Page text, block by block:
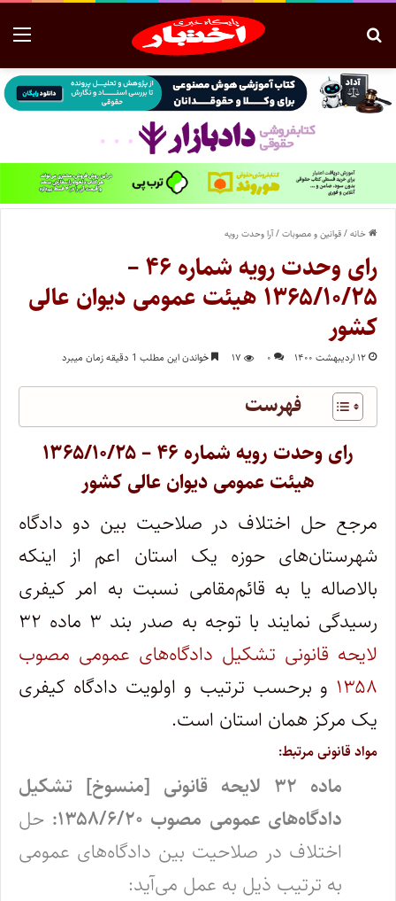
خانه/قوانین و مصوبات/آرا وحدت رویه
رای وحدت رویه شماره ۴۶ –
۱۳۶۵/۱۰/۲۵ هیئت عمومی دیوان عالی
کشور
۱۲ اردیبهشت ۱۴۰۰ ۰ ۱۷ خواندن این مطلب 1 دقیقه زمان میبرد
فهرست
رای وحدت رویه شماره ۴۶ – ۱۳۶۵/۱۰/۲۵
هیئت عمومی دیوان عالی کشور
مرجع حل اختلاف در صلاحیت بین دو دادگاه
شهرستان‌های حوزه یک استان اعم از اینکه
بالاصاله یا به قائم‌مقامی نسبت به امر کیفری
رسیدگی نمایند با توجه به صدر بند ۳ ماده ۳۲
لایحه قانونی تشکیل دادگاه‌های عمومی مصوب
۱۳۵۸ و برحسب ترتیب و اولویت دادگاه کیفری
یک مرکز همان استان است.
مواد قانونی مرتبط:
ماده ۳۲ لایحه قانونی [منسوخ] تشکیل
دادگاه‌های عمومی مصوب ۱۳۵۸/۶/۲۰:
حل
اختلاف در صلاحیت بین دادگاه‌های عمومی
به ترتیب ذیل به عمل می‌آید: